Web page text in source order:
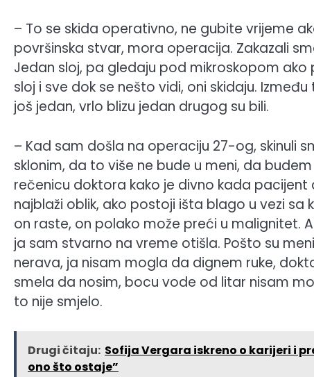
– To se skida operativno, ne gubite vrijeme
površinska stvar, mora operacija. Zakazali
Jedan sloj, pa gledaju pod mikroskopom
sloj i sve dok se nešto vidi, oni skidaju.
još jedan, vrlo blizu jedan drugog su bili.
– Kad sam došla na operaciju 27-og, skinuli
sklonim, da to više ne bude u meni, da
rečenicu doktora kako je divno kada
najblaži oblik, ako postoji išta blago u vezi sa
on raste, on polako može preći u malignitet.
ja sam stvarno na vreme otišla. Pošto su
nerava, ja nisam mogla da dignem ruke,
smela da nosim, bocu vode od litar nisam
to nije smjelo.
Drugi čitaju: Sofija Vergara iskreno o karijeri i
ono što ostaje”